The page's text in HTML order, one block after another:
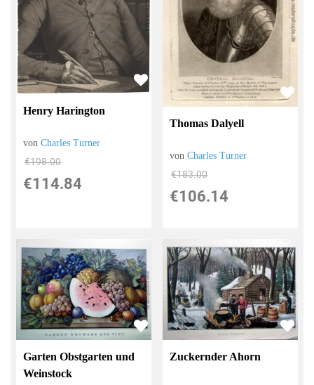
Henry Harington
vonCharles Turner
€198.00
€114.84
Thomas Dalyell
vonCharles Turner
€183.00
€106.14
Garten Obstgarten und
Weinstock
Zuckernder Ahorn